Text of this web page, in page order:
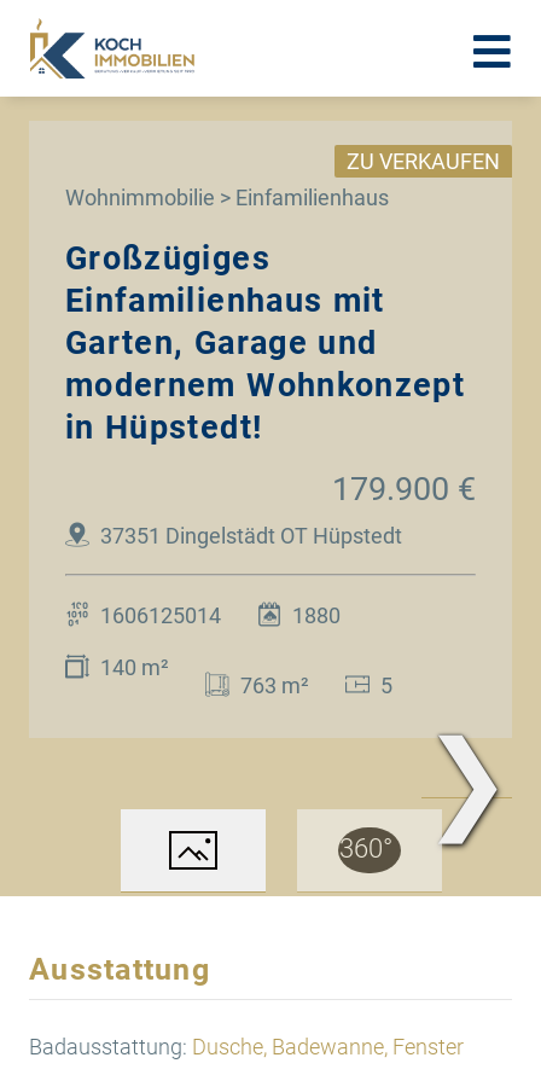
Wohnimmobilie > Einfamilienhaus
ZU VERKAUFEN
Großzügiges
Einfamilienhaus mit
Garten, Garage und
modernem Wohnkonzept
in Hüpstedt!
37351 Dingelstädt OT Hüpstedt
179.900 €
1606125014 1880
140 m²
763 m² 5
❯
Ausstattung
Badausstattung: Dusche, Badewanne, Fenster